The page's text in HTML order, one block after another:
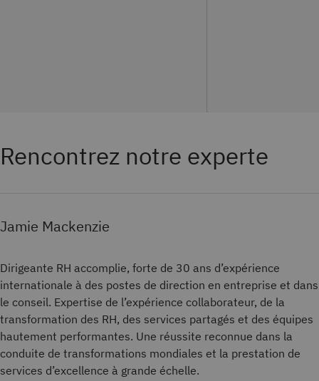
Rencontrez notre experte
Jamie Mackenzie
Dirigeante RH accomplie, forte de 30 ans d’expérience
internationale à des postes de direction en entreprise et dans
le conseil. Expertise de l’expérience collaborateur, de la
transformation des RH, des services partagés et des équipes
hautement performantes. Une réussite reconnue dans la
conduite de transformations mondiales et la prestation de
services d’excellence à grande échelle.